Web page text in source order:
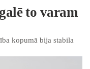
to varam
kopumā bija stabila